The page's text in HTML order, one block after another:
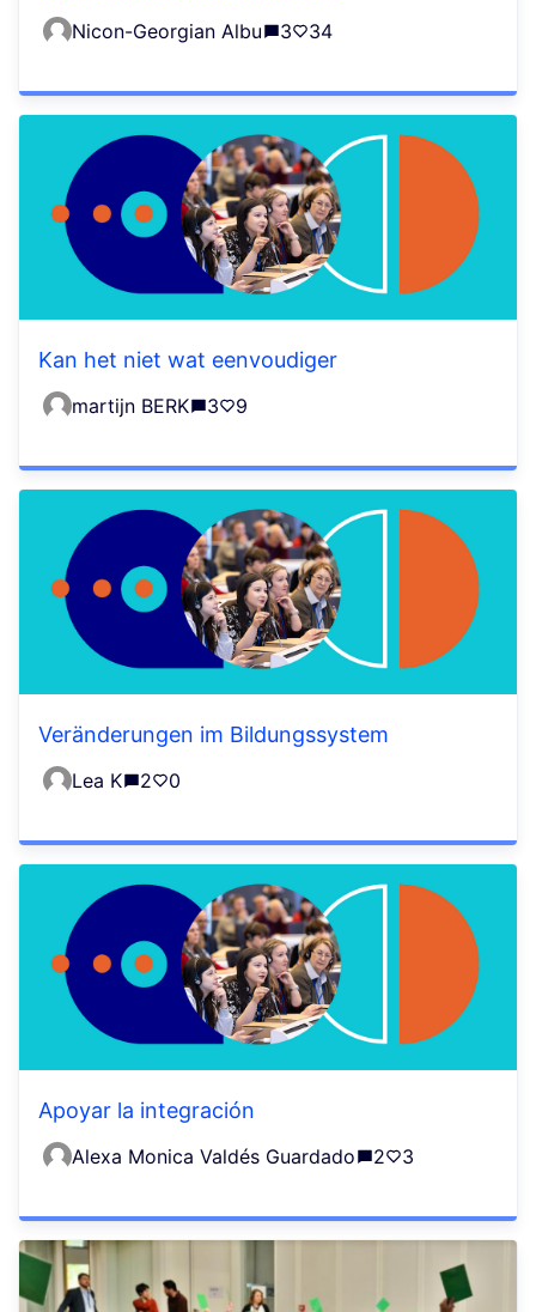
Nicon-Georgian Albu 3 34
Kan het niet wat eenvoudiger
martijn BERK 3 9
Veränderungen im Bildungssystem
Lea K 2 0
Apoyar la integración
Alexa Monica Valdés Guardado 2 3